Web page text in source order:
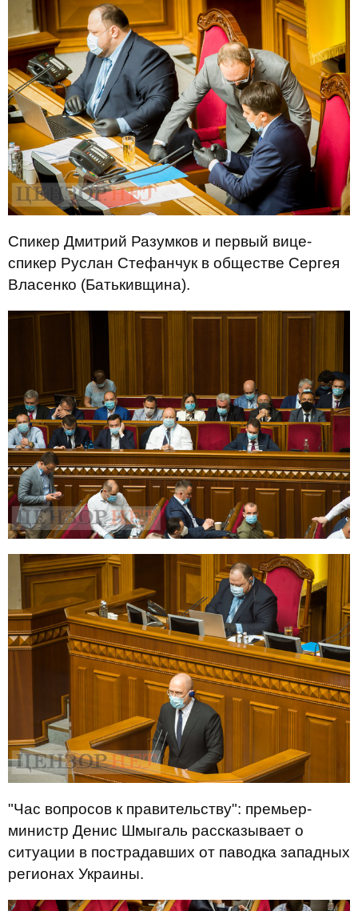
Спикер Дмитрий Разумков и первый вице-
спикер Руслан Стефанчук в обществе Сергея
Власенко (Батькивщина).
"Час вопросов к правительству": премьер-
министр Денис Шмыгаль рассказывает о
ситуации в пострадавших от паводка западных
регионах Украины.